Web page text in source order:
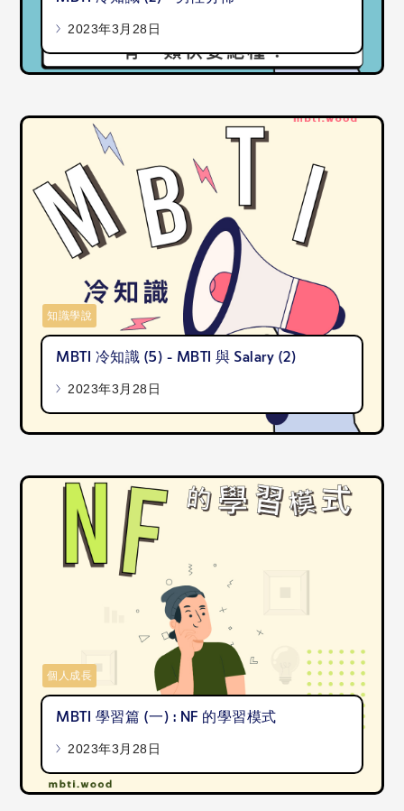
2023年3月28日
MBTI 冷知識 (5) - MBTI 與 Salary (2)
2023年3月28日
知識學說
MBTI 學習篇 (一) : NF 的學習模式
2023年3月28日
個人成長